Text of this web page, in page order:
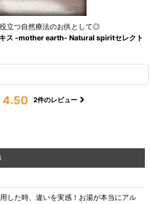
立つ自然療法のお供として◎
ス -mother earth- Natural spiritセレクト
4.50 2件のレビュー
した時、違いを実感！お湯が本当にアル